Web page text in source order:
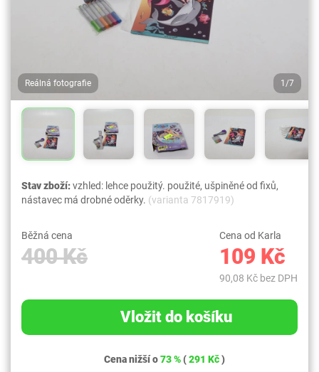
Reálná fotografie 1/7
Stav zboží:vzhled: lehce použitý. použité, ušpiněné od fixů,
nástavec má drobné oděrky. (varianta 7817919)
Běžná cena
400 Kč
Cena od Karla
109 Kč
90,08 Kč bez DPH
Vložit do košíku
Cena nižší o73 %(291 Kč)